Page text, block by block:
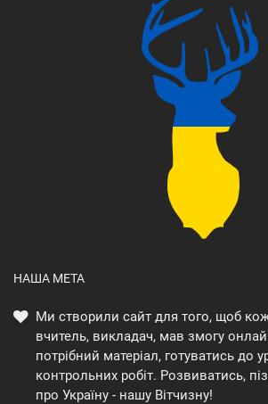
НАША МЕТА
Ми створили сайт для того, щоб
вчитель, викладач, мав змогу
потрібний матеріал, готуватись до
контрольних робіт. Розвиватись,
про Україну - нашу Вітчизну!